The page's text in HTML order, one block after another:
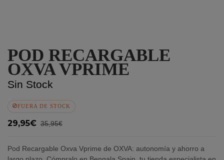
POD RECARGABLE
OXVA VPRIME
Sin Stock
FUERA DE STOCK
29,95€ 35,95€
Pod Recargable Oxva Vprime de OXVA: autonomía y ahorro a